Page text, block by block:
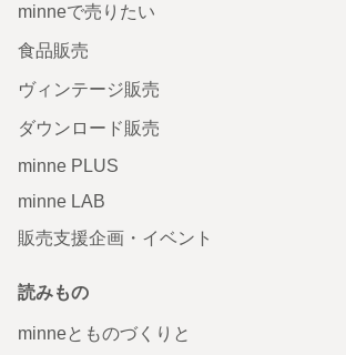
minneで売りたい
食品販売
ヴィンテージ販売
ダウンロード販売
minne PLUS
minne LAB
販売支援企画・イベント
読みもの
minneとものづくりと